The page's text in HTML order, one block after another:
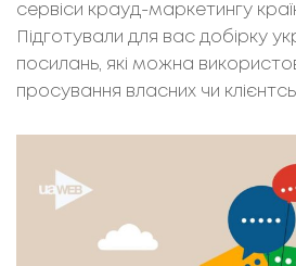
сервіси крауд-маркетингу
Підготували для вас добірку
посилань, які можна
просування власних чи